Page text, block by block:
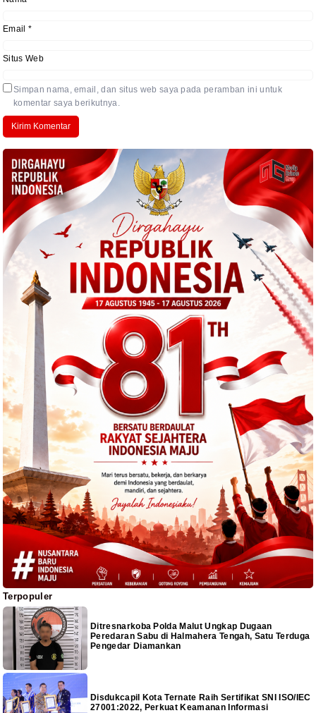
Email *
Situs Web
Simpan nama, email, dan situs web saya pada peramban ini untuk
komentar saya berikutnya.
Terpopuler
Ditresnarkoba Polda Malut Ungkap Dugaan
Peredaran Sabu di Halmahera Tengah, Satu Terduga
Pengedar Diamankan
Disdukcapil Kota Ternate Raih Sertifikat SNI ISO/IEC
27001:2022, Perkuat Keamanan Informasi